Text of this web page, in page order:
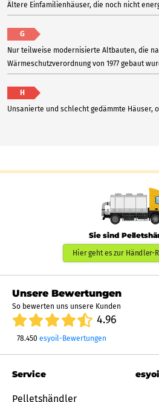
Ältere Einfamilienhäuser, die noch nicht
G
Nur teilweise modernisierte Altbauten, die
Wärmeschutzverordnung von 1977 gebaut
H
Unsanierte und schlecht gedämmte Häuser,
Sie sind
Hier geht es zur Händler-
Unsere Bewertungen
So bewerten uns unsere Kunden
4.96
78.450 esyoil-Bewertungen
Service
Pelletshändler